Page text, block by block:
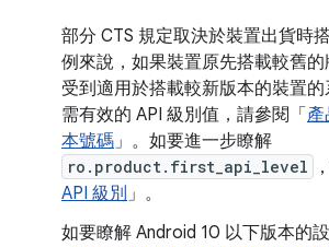
部分 CTS 規定取決於裝置出貨時
例來說，如果裝置原先搭載較舊
受到適用於搭載較新版本的裝置
需有效的 API 級別值，請參閱「 產
本號碼」。如要進一步瞭解
ro.product.first_api_level
API 級別 」。
如要瞭解 Android 10 以下版本的